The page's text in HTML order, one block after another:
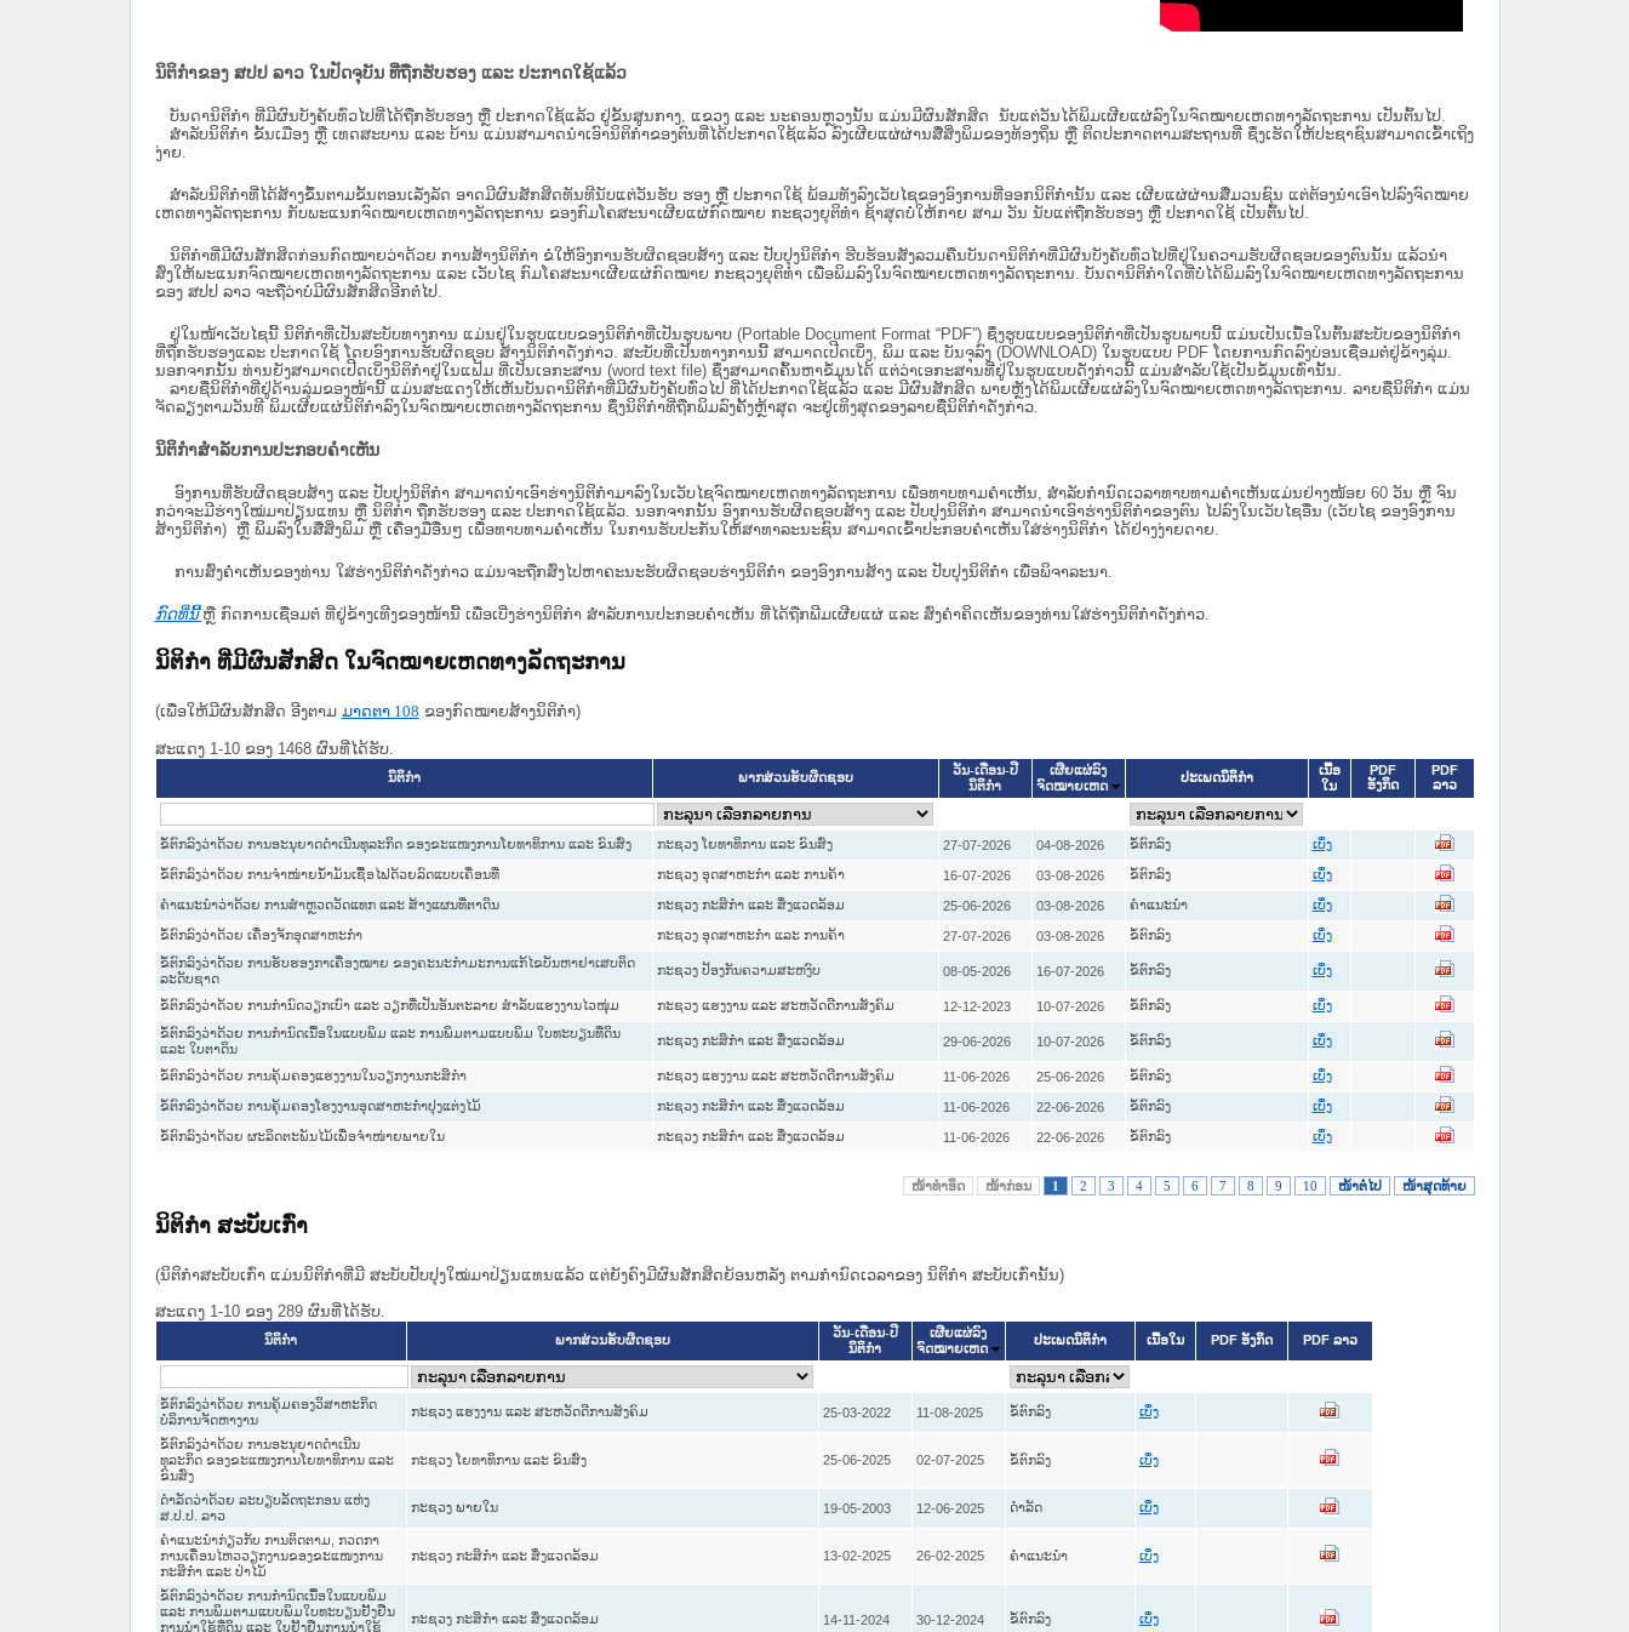
ນິຕິກຳຂອງ ສປປ ລາວ ໃນປັດຈຸບັນ ທີ່ຖືກ​ຮັບ​ຮອງ ແລະ ປະກາດໃຊ້ແລ້ວ
ບັນດານິຕິກໍາ ທີ່ມີຜົນບັງຄັບທົ່ວໄປທີ່ໄດ້ຖືກ​ຮັບ​ຮອງ ຫຼື ປະກາດໃຊ້ແລ້ວ ຢູ່ຂັ້ນ​ສູນ​ກາງ, ແຂວງ ແລະ ນະຄອນຫຼວງນັ້ນ ແມ່ນມີຜົນສັກສິດ ນັບ​ແຕ່​ວັນໄດ້ພິມເຜີຍແຜ່ລົງໃນຈົດໝາຍເຫດທາງລັດຖະການ ເປັນ​ຕົ້ນ​ໄປ.
ສຳລັບນິ​ຕິ​ກຳ ຂັ້ນເມືອງ ຫຼື ເທດ​ສະ​ບານ ແລະ ບ້ານ ແມ່ນສາມາດນຳເອົານິຕິກຳຂອງຕົນທີ່ໄດ້ປະກາດໃຊ້ແລ້ວ ລົງ​ເຜີຍແຜ່​ຜ່ານ​ສື່ສິ່ງພິມຂອງທ້ອງຖິ່ນ ຫຼື ຕິດປະກາດຕາມສະຖານທີ່ ຊຶ່ງເຮັດໃຫ້ປະຊາຊົນສາມາດເຂົ້າເຖິງ
ງ່າຍ.
ສໍາລັບນິຕິກໍາທີ່ໄດ້ສ້າງຂຶ້ນຕາມຂັ້ນຕອນເລັ່ງລັດ ອາດມີຜົນສັກສິດທັນທີນັບແຕ່ວັນຮັບ ຮອງ ຫຼື ປະກາດໃຊ້ ພ້ອມທັງລົງເວັບໄຊຂອງອົງການທີ່ອອກນິຕິກໍານັ້ນ ແລະ ເຜີຍແຜ່ຜ່ານສື່ມວນຊົນ ແຕ່ຕ້ອງນໍາເອົາໄປລົງຈົດໝາຍ
ເຫດທາງລັດຖະການ ກັບ​ພະແນກຈົດ​ໝາຍ​ເຫດ​ທາງ​ລັດ​ຖະ​ການ​ ຂອງກົມໂຄສະນາເຜີຍແຜ່ກົດໝາຍ ກະຊວງຍຸຕິທໍາ ຊ້າສຸດບໍ່ໃຫ້ກາຍ ສາມ ວັນ ນັບແຕ່ຖືກຮັບຮອງ ຫຼື ປະກາດໃຊ້ ເປັນຕົ້ນໄປ.
ນິ​ຕິ​ກຳ​ທີ່​ມີ​ຜົນ​ສັກ​ສິດ​ກ່ອນ​ກົດ​ໝາຍ​ວ່າ​ດ້ວຍ​ ການ​ສ້າງ​ນິ​ຕິ​ກຳ ຂໍໃຫ້ອົງ​ການ​ຮັບ​ຜິດ​ຊອບ​ສ້າງ ແລະ ປັບ​ປຸງນິ​ຕິ​ກຳ ຮີບຮ້ອນສັງລວມຄືນບັນດານິຕິກໍາທີ່ມີຜົນບັງຄັບທົ່ວໄປທີ່ຢູ່ໃນຄວາມຮັບຜິດຊອບຂອງຕົນນັ້ນ ແລ້ວນໍາ
ສົ່ງໃຫ້​ພະແນກຈົດ​ໝາຍ​ເຫດ​ທາງ​ລັດ​ຖະ​ການ ແລະ ເວັບໄຊ​ ກົມໂຄສະນາເຜີຍແຜ່ກົດໝາຍ ກະຊວງຍຸຕິທໍາ ເພື່ອພິມລົງໃນຈົດໝາຍເຫດທາງລັດຖະການ. ບັນ​ດາ​ນິ​ຕິ​ກຳ​ໃດ​ທີ່ບໍ່​ໄດ້​ພິມ​ລົງ​ໃນ​ຈົດ​ໝາຍ​ເຫດ​ທາງ​ລັດ​ຖະ​ການ
ຂອງ ສປ​ປ ລາວ ​ຈະຖື​ວ່າບໍ່​ມີ​ຜົນ​ສັກ​ສິດ​ອີກ​ຕໍ່​ໄປ.
ຢູ່ໃນໜ້າ​ເວັບ​ໄຊ​ນີ້ ນິຕິກຳທີ່ເປັນສະບັບທາງການ ແມ່ນຢູ່ໃນຮູບແບບຂອງນິຕິກໍາທີ່ເປັນຮູບພາບ (Portable Document Format “PDF”) ຊຶ່ງຮູບແບບຂອງນິຕິກໍາທີ່ເປັນຮູບພາບນີ້ ແມ່ນເປັນເນື້ອໃນຕົ້ນສະບັບຂອງນິຕິກໍາ
ທີ່ຖືກຮັບຮອງແລະ ປະກາດໃຊ້ ໂດຍອົງການຮັບຜິດຊອບ ສ້າງນິຕິກຳດັ່ງກ່າວ. ສະບັບທີ່ເປັນທາງການນີ້ ສາມາດເປີດເບິ່ງ, ພິມ ແລະ ບັນຈຸລົງ (DOWNLOAD) ໃນຮູບແບບ PDF ໂດຍການກົດລົງບ່ອນເຊື່ອມຕໍ່ຢູ່ຂ້າງລຸ່ມ.
ນອກຈາກນັ້ນ ທ່ານຍັງສາມາດເປີດເບິ່ງນິຕິກຳຢູ່ໃນແຟ້ມ ທີ່ເປັນເອກະສານ (word text file) ຊຶ່ງສາມາດຄົ້ນຫາຂໍ້ມູນໄດ້ ແຕ່ວ່າເອກະສານທີ່ຢູ່ໃນຮູບແບບດັ່ງກ່າວນີ້ ແມ່ນສຳລັບໃຊ້ເປັນຂໍ້ມູນເທົ່ານັ້ນ.
ລາຍຊື່ນິຕິກຳທີ່ຢູ່ດ້ານລຸ່ມຂອງໜ້ານີ້ ແມ່ນສະແດງໃຫ້ເຫັນບັນດານິຕິກຳທີ່ມີຜົນບັງຄັບທົ່ວໄປ ທີ່ໄດ້ປະກາດໃຊ້ແລ້ວ ແລະ ມີຜົນສັກສິດ ພາຍຫຼັງໄດ້ພິມເຜີຍແຜ່ລົງໃນຈົດໝາຍເຫດທາງລັດຖະການ. ລາຍຊື່ນິຕິກຳ ແມ່ນ
ຈັດລຽງຕາມວັນທີ ພິມເຜີຍແຜ່ນິຕິກຳລົງໃນຈົດໝາຍເຫດທາງລັດຖະການ ຊຶ່ງນິຕິກຳທີ່ຖືກພິມລົງຄັ້ງຫຼ້າສຸດ ຈະຢູ່ເທິງສຸດຂອງລາຍຊື່ນິຕິກໍາດັ່ງກ່າວ.
ນິຕິກຳສຳລັບການປະກອບຄຳເຫັນ
ອົງການທີ່ຮັບຜິດຊອບສ້າງ ແລະ ປັບປຸງນິຕິກຳ ສາມາດນຳເອົາຮ່າງນິຕິກຳມາລົງໃນ​ເວັບ​ໄຊຈົດໝາຍເຫດທາງລັດຖະການ ເພື່ອທາບທາມຄຳເຫັນ, ສໍາລັບກໍານົດເວລາທາບທາມຄໍາເຫັນແມ່ນຢ່າງໜ້ອຍ 60 ວັນ ຫຼື ຈົນ
ກວ່າຈະມີຮ່າງໃໝ່ມາປ່ຽນແທນ ຫຼື ນິຕິກໍາ ຖືກຮັບຮອງ ແລະ ປະກາດໃຊ້ແລ້ວ. ນອກຈາກນັ້ນ ອົງການຮັບຜິດຊອບສ້າງ ແລະ ປັບປຸງນິຕິກໍາ ສາມາດນຳເອົາຮ່າງນິຕິກຳຂອງຕົນ ໄປລົງໃນ​ເວັບ​ໄຊ​ອື່ນ (ເວັບ​ໄຊ​ ຂອງອົງການ
ສ້າງນິຕິກຳ) ຫຼື ພິມລົງໃນສື່ສິ່ງພິມ ຫຼື ເຄື່ອງມືອື່ນໆ ເພື່ອທາບທາມຄໍາເຫັນ ໃນການຮັບປະກັນໃຫ້ສາທາລະນະຊົນ ສາມາດເຂົ້າປະກອບຄໍາເຫັນໃສ່ຮ່າງນິຕິກຳ ໄດ້ຢ່າງງ່າຍດາຍ.
ການສົ່ງຄໍາເຫັນຂອງທ່ານ ໃສ່ຮ່າງນິຕິກຳດັ່ງກ່າວ ແມ່ນຈະຖືກສົ່ງໄປຫາຄະນະຮັບຜິດຊອບຮ່າງນິຕິກຳ ຂອງອົງການສ້າງ ແລະ ປັບປຸງນິຕິກຳ ເພື່ອພິຈາລະນາ.
ກົດທີ່ນີ້ ຫຼື ກົດການເຊື່ອມຕໍ່ ທີ່ຢູ່ຂ້າງເທີງຂອງໜ້ານີ້ ເພື່ອເບີ່ງຮ່າງນິຕິກໍາ ສໍາລັບການປະກອບຄຳເຫັນ ທີ່ໄດ້ຖືກພີມເຜີຍແຜ່ ແລະ ສົ່ງຄຳຄິດເຫັນຂອງທ່ານໃສ່ຮ່າງນິຕິກຳດັ່ງກ່າວ.
ນິຕິກໍາ ທີ່ມີຜົນສັກສິດ ໃນຈົດໝາຍເຫດທາງລັດຖະການ
(ເພື່ອໃຫ້ມີຜົນສັກສິດ ອີງຕາມ ມາດ​ຕາ 108 ຂອງກົດໝາຍສ້າງນິຕິກໍາ)
ສະແດງ 1-10 ຂອງ 1468 ຜົນທີ່ໄດ້ຮັບ.
ນິຕິກໍາ ພາກສ່ວນຮັບຜິດຊອບ
ວັນ-ເດືອນ-ປີ
ນິຕິກໍາ
ເຜີຍແຜ່ລົງ
ຈົດໝາຍເຫດ
ປະເພດນິຕິກຳ
ເນື້ອ
ໃນ
PDF
ອັງກິດ
PDF
ລາວ
ຂໍ້ຕົກລົງວ່າດ້ວຍ ການອະນຸຍາດດຳເນີນທຸລະກິດ ຂອງຂະແໜງການໂຍທາທິການ ແລະ ຂົນສົ່ງ ກະຊວງ ໂຍທາທິການ ແລະ ຂົນສົ່ງ 27-07-2026 04-08-2026 ຂໍ້ຕົກລົງ ເບິ່ງ
ຂໍ້ຕົກລົງວ່າດ້ວຍ ການຈຳໜ່າຍນ້ຳມັນເຊື້ອໄຟດ້ວຍລົດແບບເຄື່ອນທີ່ ກະຊວງ ອຸດສາຫະກຳ ແລະ ການຄ້າ 16-07-2026 03-08-2026 ຂໍ້ຕົກລົງ ເບິ່ງ
ຄຳແນະນຳວ່າດ້ວຍ ການສຳຫຼວດວັດແທກ ແລະ ສ້າງແຜນທີ່ຕາດິນ ກະຊວງ ກະສິກຳ ແລະ ສິ່ງແວດລ້ອມ 25-06-2026 03-08-2026 ຄໍາແນະນໍາ ເບິ່ງ
ຂໍ້ຕົກລົງວ່າດ້ວຍ ເຄື່ອງຈັກອຸດສາຫະກຳ ກະຊວງ ອຸດສາຫະກຳ ແລະ ການຄ້າ 27-07-2026 03-08-2026 ຂໍ້ຕົກລົງ ເບິ່ງ
ຂໍ້ຕົກລົງວ່າດ້ວຍ ການຮັບຮອງກາເຄື່ອງໝາຍ ຂອງຄະນະກຳມະການແກ້ໄຂບັນຫາຢາເສບຕິດ
ລະດັບຊາດ
ກະຊວງ ປ້ອງກັນຄວາມສະຫງົບ 08-05-2026 16-07-2026 ຂໍ້ຕົກລົງ ເບິ່ງ
ຂໍ້ຕົກລົງວ່າດ້ວຍ ການກຳນົດວຽກເບົາ ແລະ ວຽກທີ່ເປັນອັນຕະລາຍ ສຳລັບແຮງງານໄວໜຸ່ມ ກະຊວງ ແຮງງານ ແລະ ສະຫວັດດີການສັງຄົມ 12-12-2023 10-07-2026 ຂໍ້ຕົກລົງ ເບິ່ງ
ຂໍ້ຕົກລົງວ່າດ້ວຍ ການກຳນົດເນື້ອໃນແບບພິມ ແລະ ການພິມຕາມແບບພິມ ໃບທະບຽນທີ່ດິນ
ແລະ ໃບຕາດິນ
ກະຊວງ ກະສິກຳ ແລະ ສິ່ງແວດລ້ອມ 29-06-2026 10-07-2026 ຂໍ້ຕົກລົງ ເບິ່ງ
ຂໍ້ຕົກລົງວ່າດ້ວຍ ການຄຸ້ມຄອງແຮງງານໃນວຽກງານກະສິກຳ ກະຊວງ ແຮງງານ ແລະ ສະຫວັດດີການສັງຄົມ 11-06-2026 25-06-2026 ຂໍ້ຕົກລົງ ເບິ່ງ
ຂໍ້ຕົກລົງວ່າດ້ວຍ ການຄຸ້ມຄອງໂຮງງານອຸດສາຫະກຳປຸງແຕ່ງໄມ້ ກະຊວງ ກະສິກຳ ແລະ ສິ່ງແວດລ້ອມ 11-06-2026 22-06-2026 ຂໍ້ຕົກລົງ ເບິ່ງ
ຂໍ້ຕົກລົງວ່າດ້ວຍ ຜະລິດຕະພັນໄມ້ເພື່ອຈຳໜ່າຍພາຍໃນ ກະຊວງ ກະສິກຳ ແລະ ສິ່ງແວດລ້ອມ 11-06-2026 22-06-2026 ຂໍ້ຕົກລົງ ເບິ່ງ
ໜ້າທໍາອິດ ໜ້າກ່ອນ 1 2 3 4 5 6 7 8 9 10 ໜ້າຕໍ່ໄປ ໜ້າສຸດທ້າຍ
ນິຕິກໍາ ສະບັບເກົ່າ
(ນິຕິກໍາສະບັບເກົ່າ ແມ່ນນິຕິກໍາທີ່ມີ ສະບັບປັບປຸງໃໝ່ມາປ່ຽນແທນແລ້ວ ແຕ່ຍັງຄົງມີຜົນສັກສິດຍ້ອນຫລັງ ຕາມກໍານົດເວລາຂອງ ນິຕິກໍາ ສະບັບເກົ່ານັ້ນ)
ສະແດງ 1-10 ຂອງ 289 ຜົນທີ່ໄດ້ຮັບ.
ນິຕິກໍາ ພາກສ່ວນຮັບຜິດຊອບ
ວັນ-ເດືອນ-ປີ
ນິຕິກໍາ
ເຜີຍແຜ່ລົງ
ຈົດໝາຍເຫດ
ປະເພດນິຕິກຳ ເນື້ອໃນ PDF ອັງກິດ PDF ລາວ
ຂໍ້ຕົກລົງວ່າດ້ວຍ ການຄຸ້ມຄອງວິສາຫະກິດ
ບໍລິການຈັດຫາງານ
ກະຊວງ ແຮງງານ ແລະ ສະຫວັດດີການສັງຄົມ 25-03-2022 11-08-2025 ຂໍ້ຕົກລົງ ເບິ່ງ
ຂໍ້ຕົກລົງວ່າດ້ວຍ ການອະນຸຍາດດຳເນີນ
ທຸລະກິດ ຂອງຂະແໜງການໂຍທາທິການ ແລະ
ຂົນສົ່ງ
ກະຊວງ ໂຍທາທິການ ແລະ ຂົນສົ່ງ 25-06-2025 02-07-2025 ຂໍ້ຕົກລົງ ເບິ່ງ
ດຳລັດວ່າດ້ວຍ ລະບຽບລັດຖະກອນ ແຫ່ງ
ສ.ປ.ປ. ລາວ
ກະຊວງ ພາຍໃນ 19-05-2003 12-06-2025 ດໍາລັດ ເບິ່ງ
ຄຳແນະນຳກ່ຽວກັບ ການຕິດຕາມ, ກວດກາ
ການເຄື່ອນໄຫວວຽກງານຂອງຂະແໜງການ
ກະສິກຳ ແລະ ປ່າໄມ້
ກະຊວງ ກະສິກຳ ແລະ ສິ່ງແວດລ້ອມ 13-02-2025 26-02-2025 ຄໍາແນະນໍາ ເບິ່ງ
ຂໍ້ຕົກລົງວ່າດ້ວຍ ການກຳນົດເນື້ອໃນແບບພິມ
ແລະ ການພິມຕາມແບບພິມໃບທະບຽນຢັ້ງຢືນ
ການນຳໃຊ້ທີ່ດິນ ແລະ ໃບຢັ້ງຢືນການນຳໃຊ້
ກະຊວງ ກະສິກຳ ແລະ ສິ່ງແວດລ້ອມ 14-11-2024 30-12-2024 ຂໍ້ຕົກລົງ ເບິ່ງ